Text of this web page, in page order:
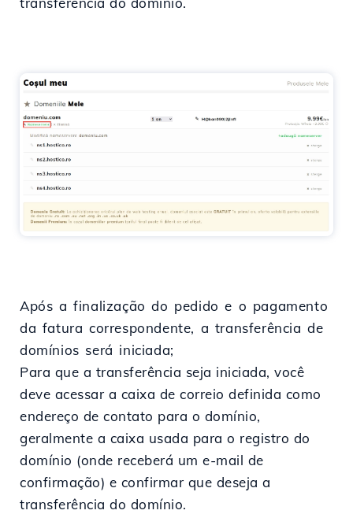
Após a finalização do pedido e o pagamento
da fatura correspondente, a transferência de
domínios será iniciada;
Para que a transferência seja iniciada, você
deve acessar a caixa de correio definida como
endereço de contato para o domínio,
geralmente a caixa usada para o registro do
domínio (onde receberá um e-mail de
confirmação) e confirmar que deseja a
transferência do domínio.